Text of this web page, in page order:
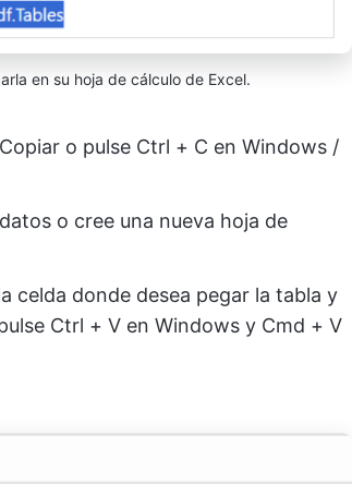
en su hoja de cálculo de Excel.
o pulse Ctrl + C en Windows /
o cree una nueva hoja de
celda donde desea pegar la tabla y
Ctrl + V en Windows y Cmd + V